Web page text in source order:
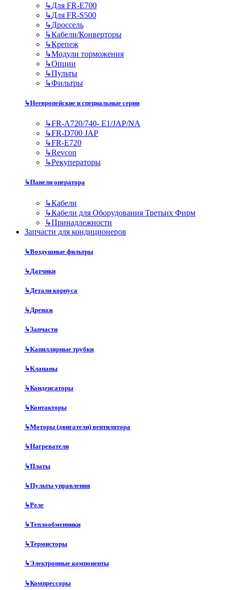
↳Для FR-E700
↳Для FR-S500
↳Дроссель
↳Кабели/Конверторы
↳Крепеж
↳Модули торможения
↳Опции
↳Пульты
↳Фильтры
↳Неевропейские и специальные серии
↳FR-A720/740- E1/JAP/NA
↳FR-D700 JAP
↳FR-E720
↳Revcon
↳Рекуператоры
↳Панели оператора
↳Кабели
↳Кабели для Оборудования Третьих Фирм
↳Принадлежности
Запчасти для кондиционеров
↳Воздушные фильтры
↳Датчики
↳Детали корпуса
↳Дренаж
↳Запчасти
↳Капиллярные трубки
↳Клапаны
↳Конденсаторы
↳Контакторы
↳Моторы (двигатели) вентилятора
↳Нагреватели
↳Платы
↳Пульты управления
↳Реле
↳Теплообменники
↳Термисторы
↳Электронные компоненты
↳Компрессоры